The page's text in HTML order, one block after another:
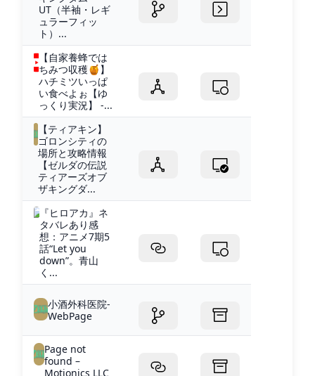
UT（半袖・レギ
ュラーフィッ
ト）...
【自家養蜂では
ちみつ収穫🍯】
ハチミツいっぱ
い食べよぉ【ゆ
っくり実況】 -...
【ティアキン】
ゴロンシティの
場所と攻略情報
【ゼルダの伝説
ティアーズオブ
ザキングダ...
『ヒロアカ』ネ
タバレあり感
想：アニメ7期5
話“Let you
down”。青山
く...
小酒外科医院-
WebPage
Page not
found –
Motionics LLC